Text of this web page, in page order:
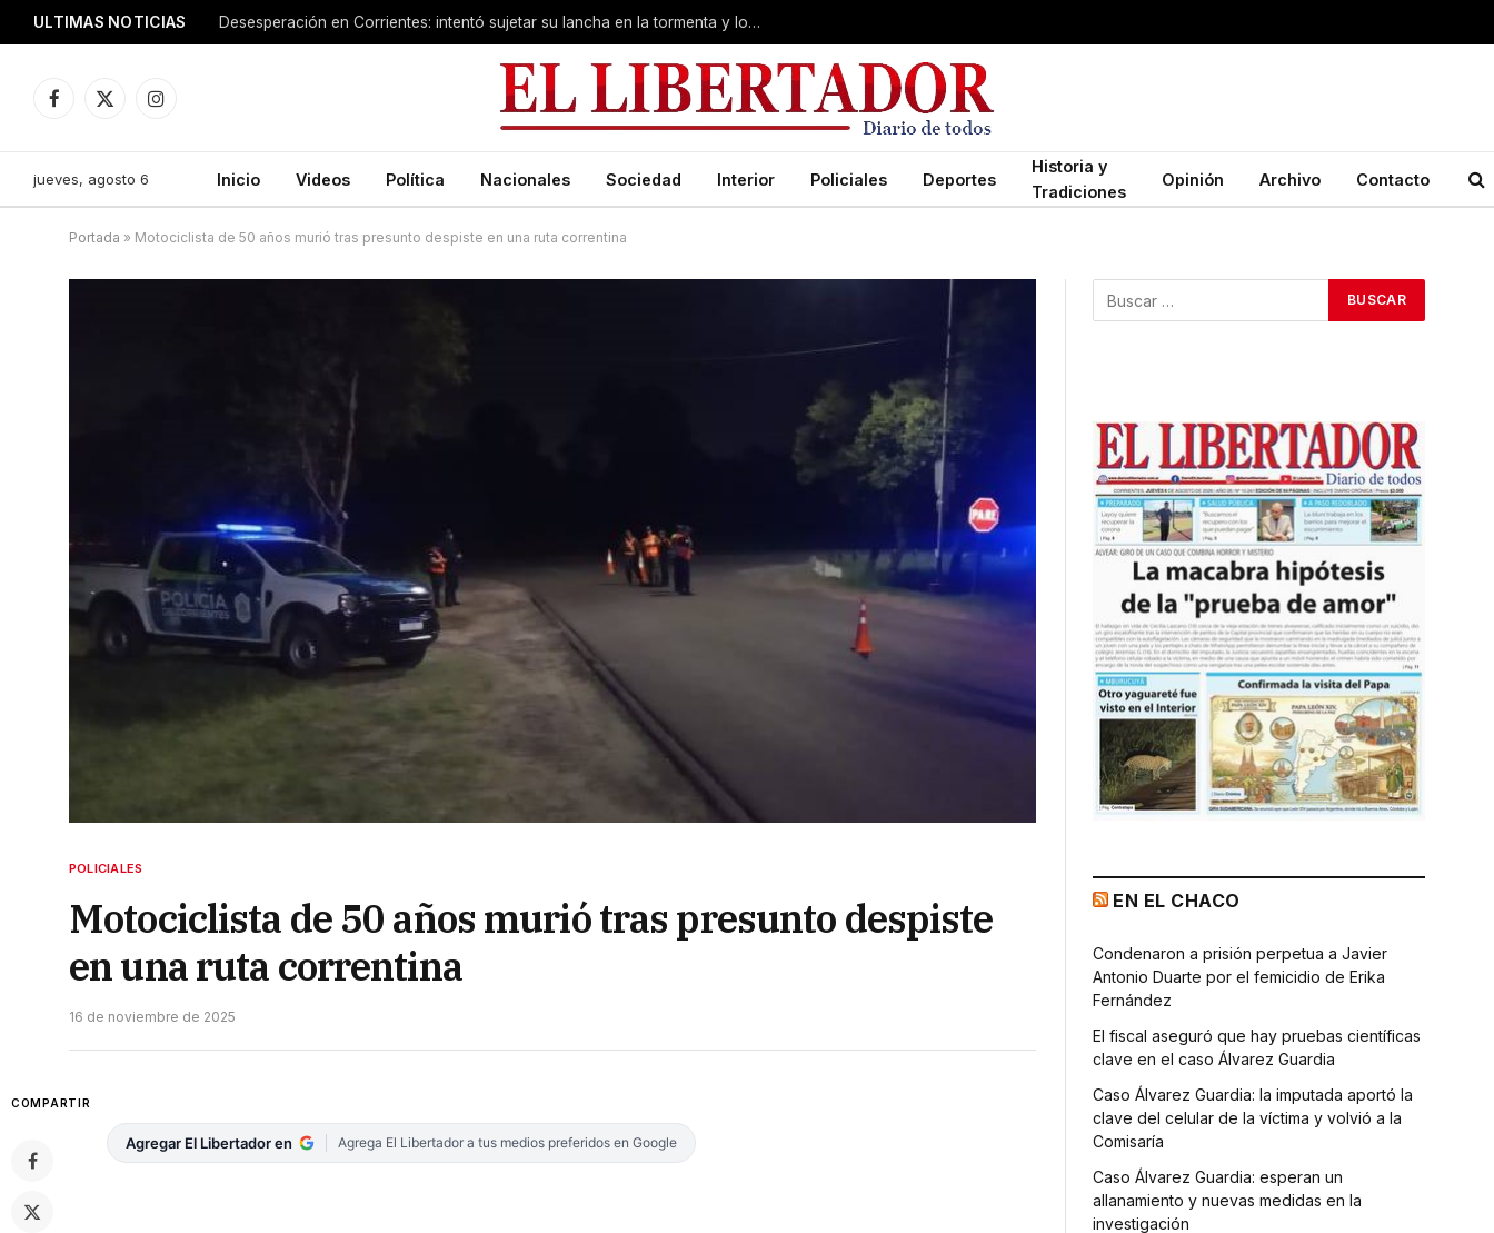
ULTIMAS NOTICIAS Desesperación en Corrientes: intentó sujetar su lancha en la tormenta y lo arrastró el río
Facebook
X
Instagram
jueves, agosto 6 Inicio Videos Política Nacionales Sociedad Interior Policiales Deportes
Historia y
Tradiciones
Opinión Archivo Contacto
Portada » Motociclista de 50 años murió tras presunto despiste en una ruta correntina
POLICIALES
Motociclista de 50 años murió tras presunto despiste
en una ruta correntina
16 de noviembre de 2025
COMPARTIR
Agregar El Libertador en Agrega El Libertador a tus medios preferidos en Google
EN EL CHACO
Condenaron a prisión perpetua a Javier
Antonio Duarte por el femicidio de Erika
Fernández
El fiscal aseguró que hay pruebas científicas
clave en el caso Álvarez Guardia
Caso Álvarez Guardia: la imputada aportó la
clave del celular de la víctima y volvió a la
Comisaría
Caso Álvarez Guardia: esperan un
allanamiento y nuevas medidas en la
investigación